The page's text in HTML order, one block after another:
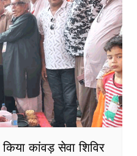
कांवड़ सेवा शिविर